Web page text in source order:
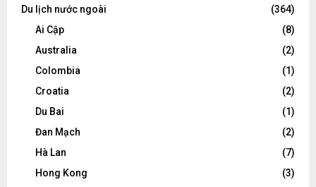
Du lịch nước ngoài
(364)
Ai Cập
(8)
Australia
(2)
Colombia
(1)
Croatia
(2)
Du Bai
(1)
Đan Mạch
(2)
Hà Lan
(7)
Hong Kong
(3)